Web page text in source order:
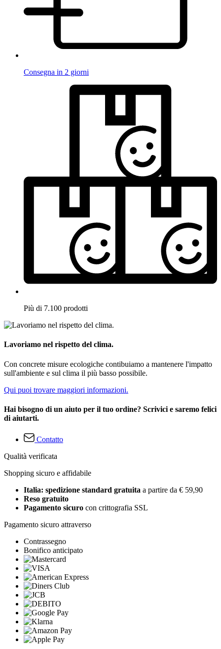
Consegna in 2 giorni
Più di 7.100 prodotti
Lavoriamo nel rispetto del clima.
Con concrete misure ecologiche contibuiamo a mantenere l'impatto
sull'ambiente e sul clima il più basso possibile.
Qui puoi trovare maggiori informazioni.
Hai bisogno di un aiuto per il tuo ordine? Scrivici e saremo felici
di aiutarti.
Contatto
Qualità verificata
Shopping sicuro e affidabile
Italia: spedizione standard gratuita a partire da € 59,90
Reso gratuito
Pagamento sicuro con crittografia SSL
Pagamento sicuro attraverso
Contrassegno
Bonifico anticipato